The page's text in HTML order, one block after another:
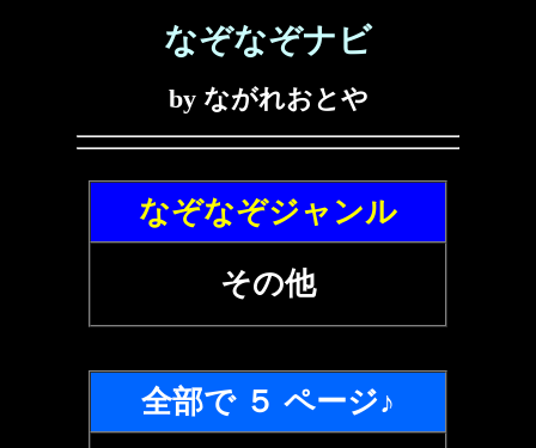
なぞなぞナビ
by ながれおとや
なぞなぞジャンル
その他
全部で ５ ページ♪